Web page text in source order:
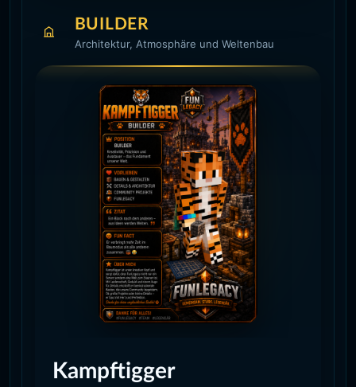
BUILDER
Architektur, Atmosphäre und Weltenbau
Kampftigger